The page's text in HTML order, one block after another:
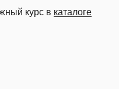
курс в каталоге